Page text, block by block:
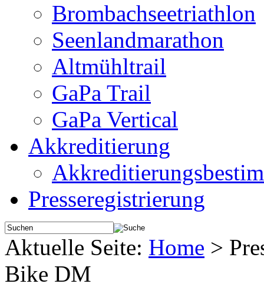
Brombachseetriathlon
Seenlandmarathon
Altmühltrail
GaPa Trail
GaPa Vertical
Akkreditierung
Presseregistrierung
Aktuelle Seite: Home >
Bike DM